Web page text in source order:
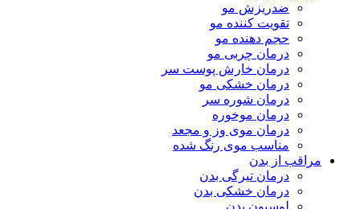
ضدریزش مو
تقویت کننده مو
حجم دهنده مو
درمان چربی مو
درمان خارش پوست سر
درمان خشکی مو
درمان شوره سر
درمان موخوره
درمان موی وز و مجعد
مناسب موی رنگ شده
مراقب از بدن
درمان تیرگی بدن
درمان خشکی بدن
لوسیون بدن